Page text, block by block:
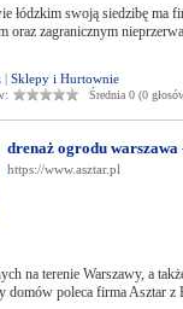
łódzkim swoją siedzibę ma
oraz zagranicznym
| Sklepy i Hurtownie
Średnia 0 (0
drenaż ogrodu warszawa
https://www.asztar.pl
na terenie Warszawy, a
domów poleca firma Asztar z